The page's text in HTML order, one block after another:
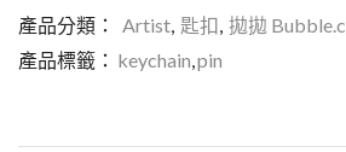
產品分類： Artist, 匙扣, 拋拋 Bubble.c
產品標籤： keychain,pin